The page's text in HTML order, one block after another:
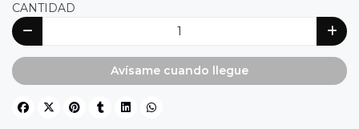
CANTIDAD
Avísame cuando llegue